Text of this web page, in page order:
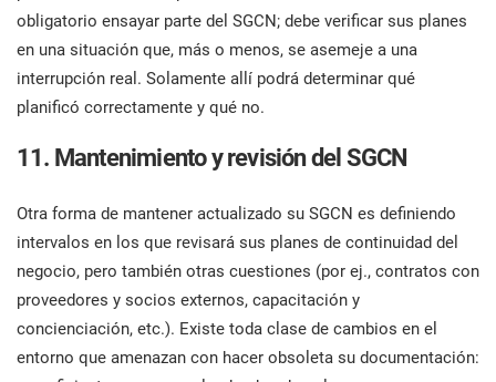
obligatorio ensayar parte del SGCN; debe verificar sus planes
en una situación que, más o menos, se asemeje a una
interrupción real. Solamente allí podrá determinar qué
planificó correctamente y qué no.
11. Mantenimiento y revisión del SGCN
Otra forma de mantener actualizado su SGCN es definiendo
intervalos en los que revisará sus planes de continuidad del
negocio, pero también otras cuestiones (por ej., contratos con
proveedores y socios externos, capacitación y
concienciación, etc.). Existe toda clase de cambios en el
entorno que amenazan con hacer obsoleta su documentación: